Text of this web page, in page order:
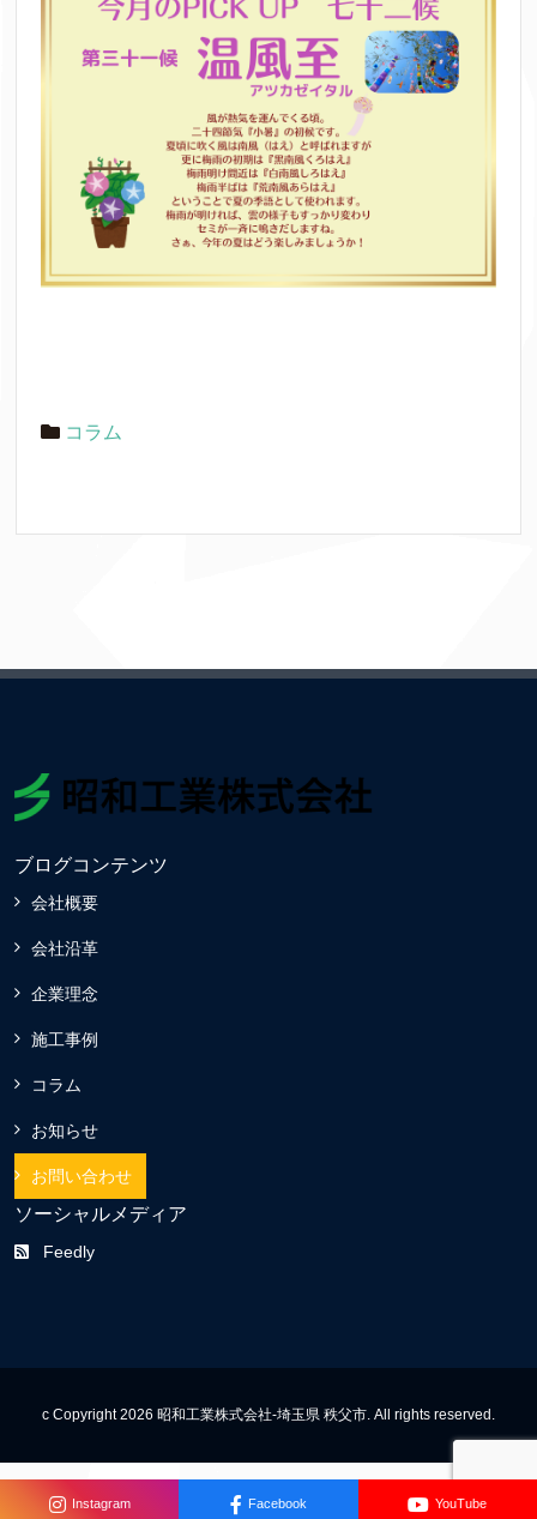
コラム
ブログコンテンツ
会社概要
会社沿革
企業理念
施工事例
コラム
お知らせ
お問い合わせ
ソーシャルメディア
Feedly
c Copyright 2026 昭和工業株式会社-埼玉県 秩父市. All rights reserved.
Instagram Facebook YouTube